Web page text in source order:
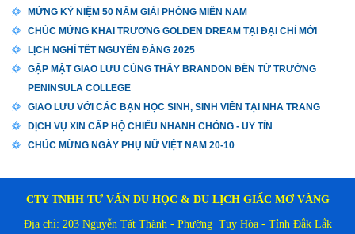
MỪNG KỶ NIỆM 50 NĂM GIẢI PHÓNG MIỀN NAM
CHÚC MỪNG KHAI TRƯƠNG GOLDEN DREAM TẠI ĐẠI CHỈ MỚI
LỊCH NGHỈ TẾT NGUYÊN ĐÁNG 2025
GẶP MẶT GIAO LƯU CÙNG THẦY BRANDON ĐẾN TỪ TRƯỜNG
PENINSULA COLLEGE
GIAO LƯU VỚI CÁC BẠN HỌC SINH, SINH VIÊN TẠI NHA TRANG
DỊCH VỤ XIN CẤP HỘ CHIẾU NHANH CHÓNG - UY TÍN
CHÚC MỪNG NGÀY PHỤ NỮ VIỆT NAM 20-10
CTY TNHH TƯ VẤN DU HỌC & DU LỊCH GIẤC MƠ VÀNG
Địa chỉ: 203 Nguyễn Tất Thành - Phường Tuy Hòa - Tỉnh Đắk Lắk